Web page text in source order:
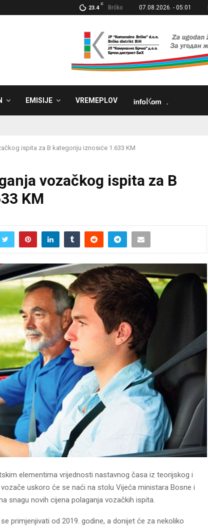
23.4
C
Brčko 07.08.2026. - 05:01
EMISIJE VREMEPLOV
ispita za B kategoriju iznosiće 1.633 KM
vozačkog ispita za B
KM
elementima vrijednosti nastavnog časa iz teorijskog i
uskoro će se naći na stolu Vijeća ministara Bosne i
snagu novih cijena polaganja vozačkih ispita.
primjenjivati od 2019. godine, a donijet će za nekoliko